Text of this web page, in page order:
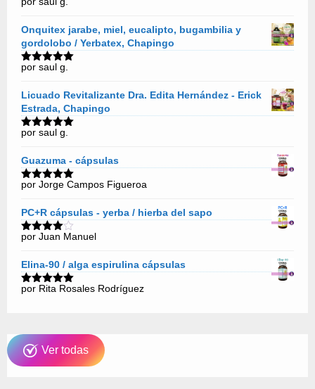
Valorado
Onquitex jarabe, miel, eucalipto, bugambilia y
gordolobo / Yerbatex, Chapingo
Valorado
por saul g.
Licuado Revitalizante Dra. Edita Hernández - Erick
Estrada, Chapingo
Valorado
por saul g.
Guazuma - cápsulas
Valorado
por Jorge Campos Figueroa
PC+R cápsulas - yerba / hierba del sapo
Valorado
5
por Juan Manuel
Elina-90 / alga espirulina cápsulas
Valorado
por Rita Rosales Rodríguez
Ver todas